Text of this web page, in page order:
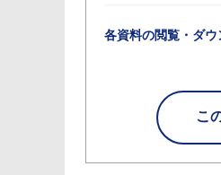
各資料の閲覧・ダ
こ